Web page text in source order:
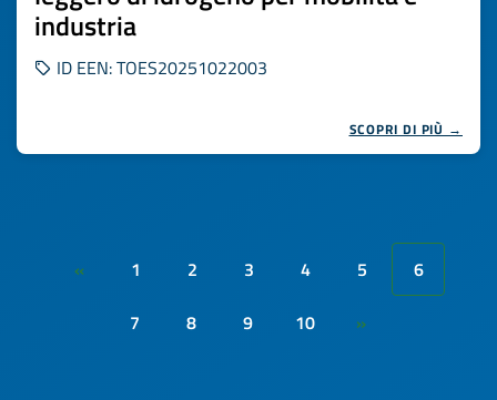
industria
ID EEN: TOES20251022003
SCOPRI DI PIÙ →
« 1 2 3 4 5
6
7
8 9 10 »